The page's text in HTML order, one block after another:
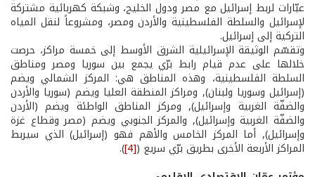
عبّارات لربط إسرائيل مع مصر ودول الخليج، وشبكة كهربائية مشتركة
لإسرائيل والسلطة الفلسطينية والأردن ومصر، ومشروعاً لنقل المياه
التركية إلى إسرائيل.
وتقسّم الوثيقة الإسرائيلية الشرق الأوسط إلى خمسة مراكز، حرصت
خلالها على عدم قيام رابط برّي يجمع بين سوريا ومصر ومناطق
السلطة الفلسطينية، وهذه المناطق هي: المركز الشمالي ويضم
(إسرائيل وسوريا ولبنان), ومراكز المنطقة العليا ويضم (سوريا والأردن
والضفّة الغربية وإسرائيل), ومركز المناطق الواطئة ويضم (الأردن
والضفّة الغربية وإسرائيل), والمركز الجنوبي ويضم (مصر وقطاع غزة
وإسرائيل), أما المركز الخامس والأهم فهو (إسرائيل) الذي سيربط
المراكز الأربعة الأخرى بطريق برّي سريع ([4]
).